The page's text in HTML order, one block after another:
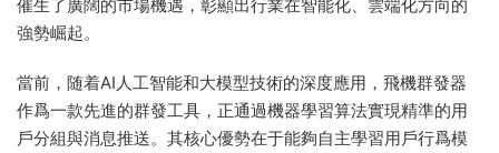
催生了廣闊的市場機遇，彰顯出行業在智能化、雲端化方向的
強勢崛起。
當前，随着AI人工智能和大模型技術的深度應用，飛機群發器
作爲一款先進的群發工具，正通過機器學習算法實現精準的用
戶分組與消息推送。其核心優勢在于能夠自主學習用戶行爲模